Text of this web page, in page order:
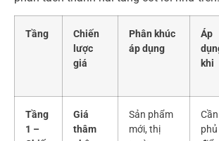
Tầng
Chiến
lược
giá
Phân khúc
áp dụng
Áp
khi
Tầng
1 –
Giá
thâm
Sản phẩm
mới, thị
Cần
phủ